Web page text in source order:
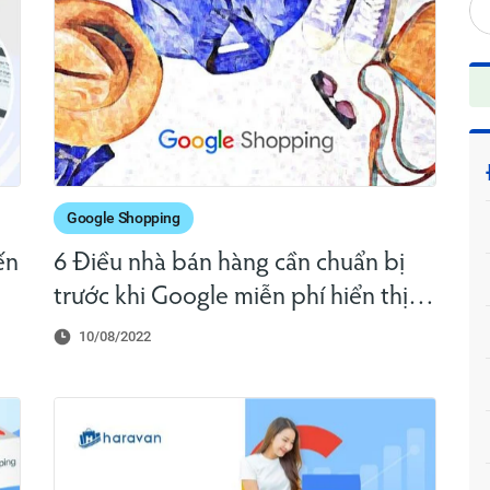
Google Shopping
6 Điều nhà bán hàng cần chuẩn bị
trước khi Google miễn phí hiển thị
sản phẩm trên Google Shopping
10/08/2022